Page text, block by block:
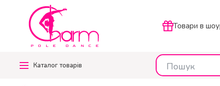
Товари в
Каталогтоварів